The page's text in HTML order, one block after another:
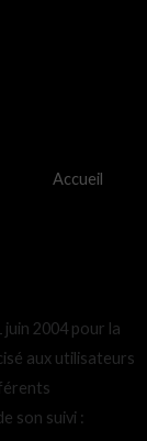
Accueil
juin 2004 pour la
aux utilisateurs
son suivi :